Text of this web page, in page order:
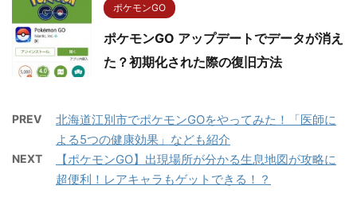
ポケモンGO
ポケモンGO アップデートでデータが消え
た？初期化された際の復旧方法
PREV
北海道江別市でポケモンGOをやってみた！「医師に
よる5つの健康効果」なども紹介
NEXT
【ポケモンGO】出現場所が分かる生息地図が攻略に
超便利！レアキャラもゲットできる！？